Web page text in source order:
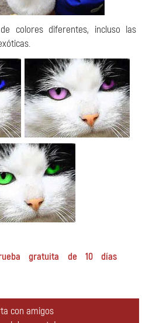
colores diferentes, incluso las
gratuita de 10 días
con amigos